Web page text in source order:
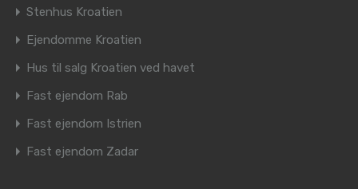
Stenhus Kroatien
Ejendomme Kroatien
Hus til salg Kroatien ved havet
Fast ejendom Rab
Fast ejendom Istrien
Fast ejendom Zadar